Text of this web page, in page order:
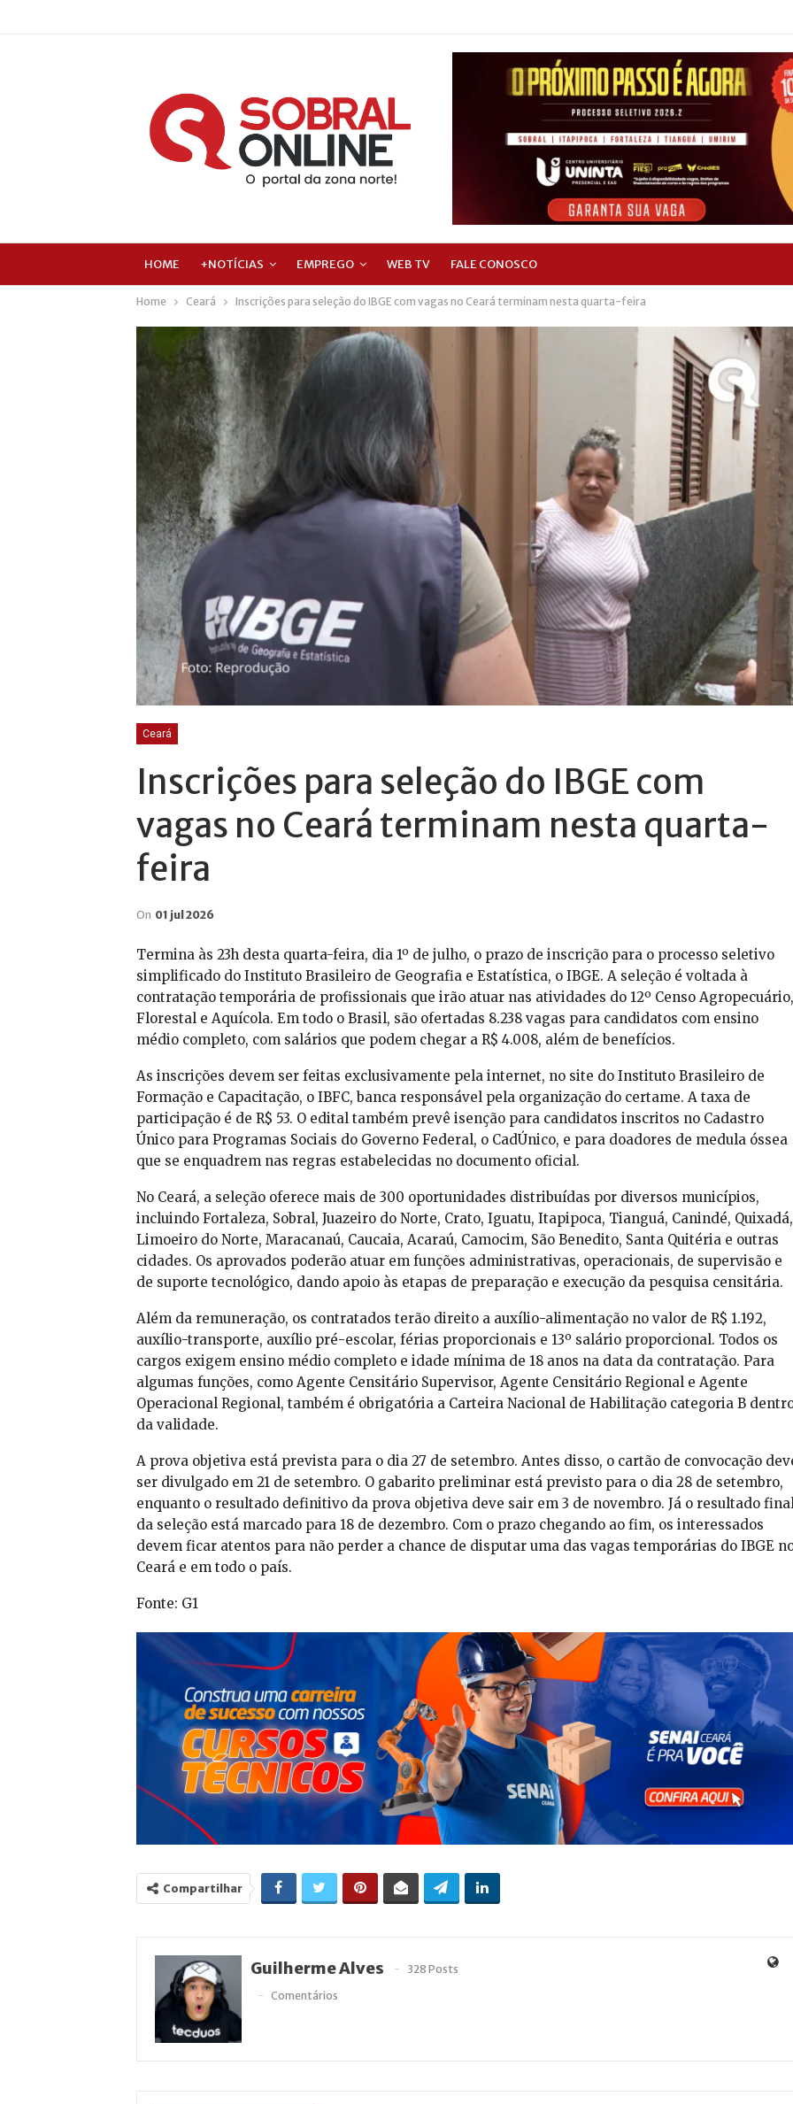
HOME +NOTÍCIAS EMPREGO WEB TV FALE CONOSCO
Home Ceará Inscrições para seleção do IBGE com vagas no Ceará terminam nesta quarta-feira
Ceará
Inscrições para seleção do IBGE com
vagas no Ceará terminam nesta quarta-
feira
On 01 jul 2026
Termina às 23h desta quarta-feira, dia 1º de julho, o prazo de inscrição para o processo seletivo
simplificado do Instituto Brasileiro de Geografia e Estatística, o IBGE. A seleção é voltada à
contratação temporária de profissionais que irão atuar nas atividades do 12º Censo Agropecuário,
Florestal e Aquícola. Em todo o Brasil, são ofertadas 8.238 vagas para candidatos com ensino
médio completo, com salários que podem chegar a R$ 4.008, além de benefícios.
As inscrições devem ser feitas exclusivamente pela internet, no site do Instituto Brasileiro de
Formação e Capacitação, o IBFC, banca responsável pela organização do certame. A taxa de
participação é de R$ 53. O edital também prevê isenção para candidatos inscritos no Cadastro
Único para Programas Sociais do Governo Federal, o CadÚnico, e para doadores de medula óssea
que se enquadrem nas regras estabelecidas no documento oficial.
No Ceará, a seleção oferece mais de 300 oportunidades distribuídas por diversos municípios,
incluindo Fortaleza, Sobral, Juazeiro do Norte, Crato, Iguatu, Itapipoca, Tianguá, Canindé, Quixadá,
Limoeiro do Norte, Maracanaú, Caucaia, Acaraú, Camocim, São Benedito, Santa Quitéria e outras
cidades. Os aprovados poderão atuar em funções administrativas, operacionais, de supervisão e
de suporte tecnológico, dando apoio às etapas de preparação e execução da pesquisa censitária.
Além da remuneração, os contratados terão direito a auxílio-alimentação no valor de R$ 1.192,
auxílio-transporte, auxílio pré-escolar, férias proporcionais e 13º salário proporcional. Todos os
cargos exigem ensino médio completo e idade mínima de 18 anos na data da contratação. Para
algumas funções, como Agente Censitário Supervisor, Agente Censitário Regional e Agente
Operacional Regional, também é obrigatória a Carteira Nacional de Habilitação categoria B
da validade.
A prova objetiva está prevista para o dia 27 de setembro. Antes disso, o cartão de convocação
ser divulgado em 21 de setembro. O gabarito preliminar está previsto para o dia 28 de setembro,
enquanto o resultado definitivo da prova objetiva deve sair em 3 de novembro. Já o resultado
da seleção está marcado para 18 de dezembro. Com o prazo chegando ao fim, os interessados
devem ficar atentos para não perder a chance de disputar uma das vagas temporárias do IBGE
Ceará e em todo o país.
Fonte: G1
Compartilhar
Guilherme Alves
328 Posts
Comentários